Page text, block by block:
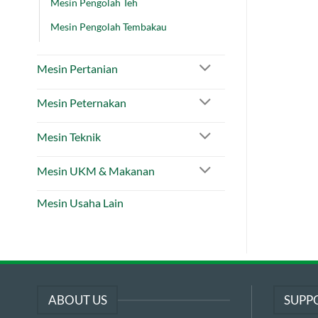
Mesin Pengolah Tembakau
Mesin Pertanian
Mesin Peternakan
Mesin Teknik
Mesin UKM & Makanan
Mesin Usaha Lain
ABOUT US